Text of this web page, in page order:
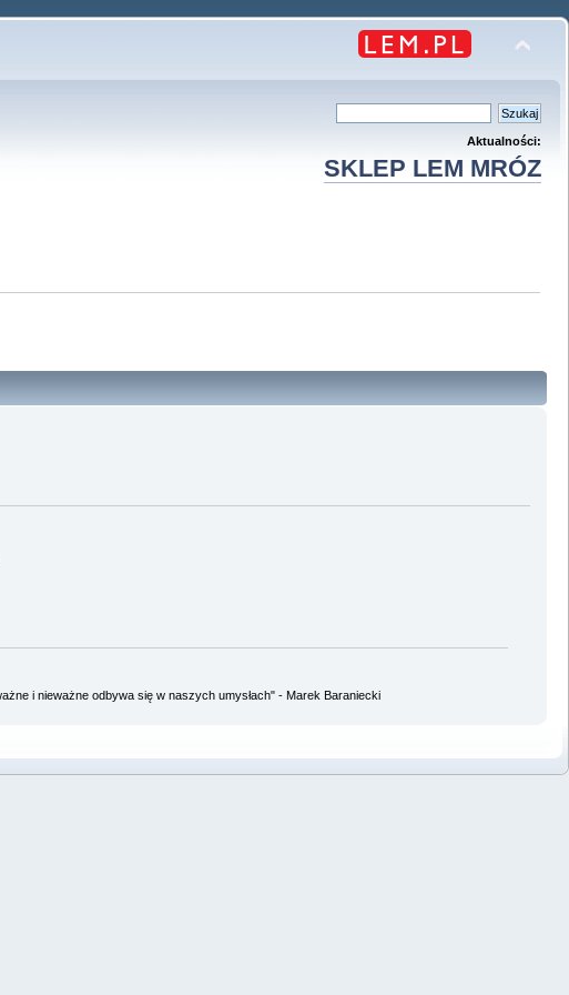
Aktualności:
SKLEP LEM MRÓZ
i nieważne odbywa się w naszych umysłach" - Marek Baraniecki